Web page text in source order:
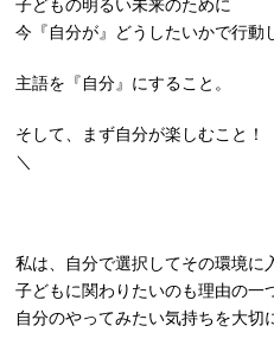
子どもの明るい未来のために
今『自分が』どうしたいかで行動
主語を『自分』にすること。
そして、まず自分が楽しむこと！
＼
私は、自分で選択してその環境に
子どもに関わりたいのも理由の一
自分のやってみたい気持ちを大切